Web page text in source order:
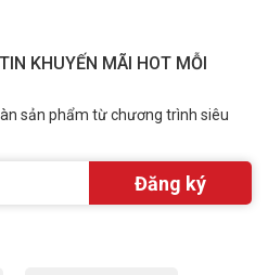
KHUYẾN MÃI HOT MỖI
sản phẩm từ chương trình siêu